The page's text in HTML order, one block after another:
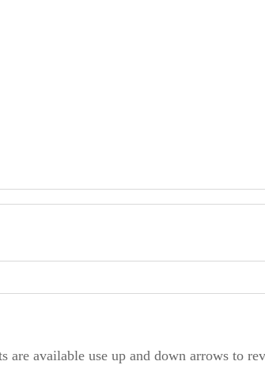
are available use up and down arrows to